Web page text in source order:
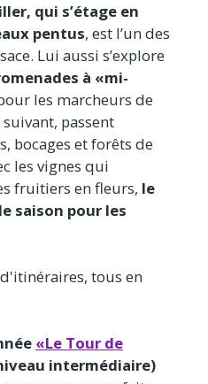
qui s’étage en
pentus, est l’un des
Lui aussi s’explore
à «mi-
les marcheurs de
passent
bocages et forêts de
les vignes qui
fruitiers en fleurs, le
saison pour les
tous en
«Le Tour de
intermédiaire)